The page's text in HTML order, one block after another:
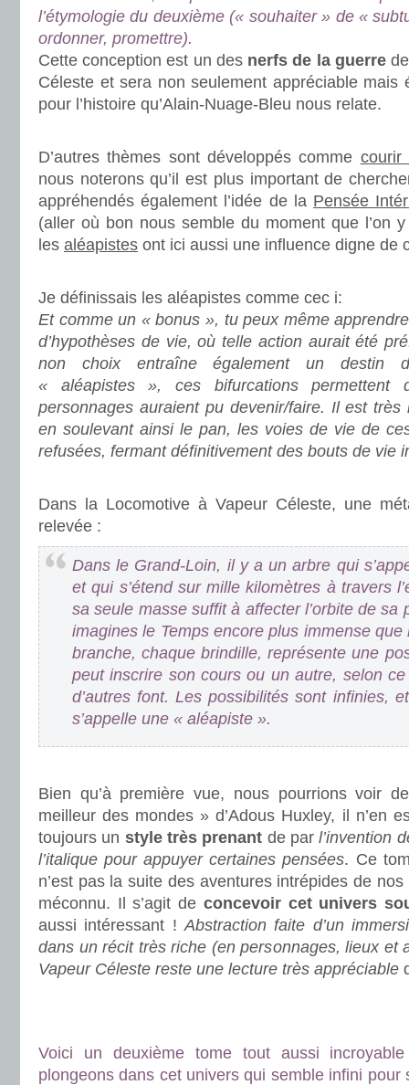
l’étymologie du deuxième (« souhaiter » de «
ordonner, promettre).
Cette conception est un des nerfs de la guerrede
Céleste et sera non seulement appréciable mais
pour l’histoire qu’Alain-Nuage-Bleu nous relate.
D’autres thèmes sont développés comme courir
nous noterons qu’il est plus important de
appréhendés également l’idée de la Pensée
(aller où bon nous semble du moment que l’on
les aléapistes ont ici aussi une influence digne de
Je définissais les aléapistes comme cec i:
Et comme un « bonus », tu peux même
d’hypothèses de vie, où telle action aurait été
non choix entraîne également un destin
« aléapistes », ces bifurcations permettent
personnages auraient pu devenir/faire. Il est très
en soulevant ainsi le pan, les voies de vie de
refusées, fermant définitivement des bouts de vie
Dans la Locomotive à Vapeur Céleste, une
relevée :
Dans le Grand-Loin, il y a un arbre qui
et qui s’étend sur mille kilomètres à travers
sa seule masse suffit à affecter l’orbite de sa
imagines le Temps encore plus immense que
branche, chaque brindille, représente une
peut inscrire son cours ou un autre, selon
d’autres font. Les possibilités sont infinies,
s’appelle une « aléapiste ».
Bien qu’à première vue, nous pourrions voir
meilleur des mondes » d’Adous Huxley, il n’en
toujours un style très prenant de parl’invention
l’italique pour appuyer certaines pensées. Ce
n’est pas la suite des aventures intrépides de nos
méconnu. Il s’agit de concevoir cet univers
aussi intéressant !Abstraction faite d’un
dans un récit très riche (en personnages, lieux et
Vapeur Céleste reste une lecture très appréciable
Voici un deuxième tome tout aussi
plongeons dans cet univers qui semble infini pour